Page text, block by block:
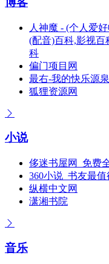
人神魔 - (个人爱
(配音)百科,影视百
科
偏门项目网
最右-我的快乐源泉
狐狸资源网
小说
侈迷书屋网_免费
360小说_书友最
纵横中文网
潇湘书院
音乐